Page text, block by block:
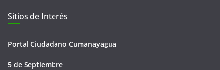
Sitios de Interés
Portal Ciudadano Cumanayagua
5 de Septiembre